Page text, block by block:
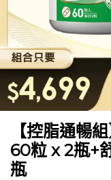
【控脂通暢
60粒 x 2瓶+
瓶